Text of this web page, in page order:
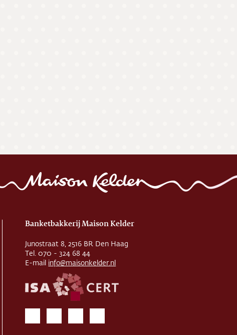
Banketbakkerij Maison Kelder
Junostraat 8, 2516 BR Den Haag
Tel. 070 - 324 68 44
E-mail info@maisonkelder.nl